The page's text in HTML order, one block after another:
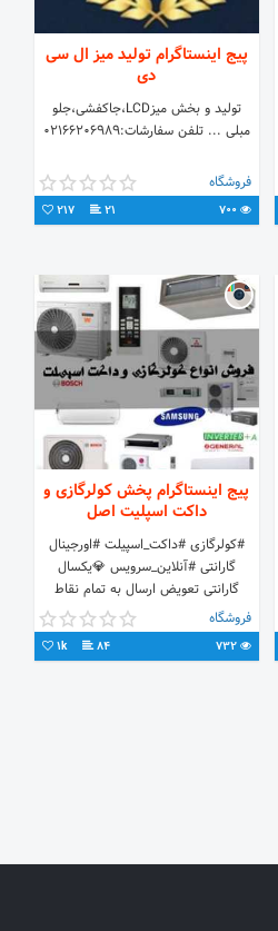
پیج اینستاگرام تولید میز ال سی
دی
تولید و بخش میزLCD،جاکفشی،جلو
مبلی ... تلفن سفارشات:02166206989
فروشگاه
700
21
217
پیج اینستاگرام پخش کولرگازی و
داکت اسپلیت اصل
#کولرگازی #داکت_اسپیلت #اورجینال
گارانتی #آنلاین_سرویس 💎یکسال
گارانتی تعویض ارسال به تمام نقاط
کشور تسویه درب منزل #مشاوره 👩‍⚖️خانم
فرخ کانال تلگرام
فروشگاه
732
84
1k